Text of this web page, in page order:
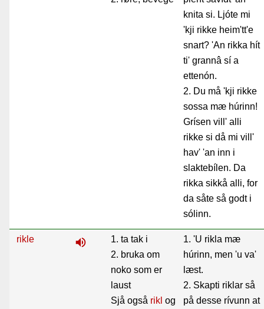
knita si. Ljóte mi
'kji rikke heim'tt'e
snart? 'An rikka hít
ti' grannâ sí a
ettenón.
2. Du må 'kji rikke
sossa mæ húrinn!
Grísen vill' alli
rikke si då mi vill'
hav' 'an inn i
slaktebílen. Da
rikka sikkå alli, for
da såte så godt i
sólinn.
rikle volume_up
1. ta tak i
2. bruka om
noko som er
laust
Sjå også rikl og
1. 'U rikla mæ
húrinn, men 'u va'
læst.
2. Skapti riklar så
på desse rívunn at